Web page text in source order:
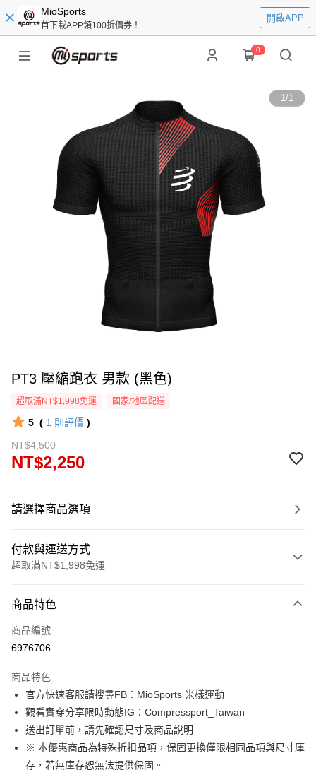
MioSports
首下載APP領100折價券！
開啟APP
0
1/1
PT3 壓縮跑衣 男款 (黑色)
超取滿NT$1,998免運 國家/地區配送
5 ( 1 則評價 )
NT$4,500
NT$2,250
請選擇商品選項
付款與運送方式
超取滿NT$1,998免運
信用卡一次付款
信用卡分期付款
合作金庫商業銀行
華南商業銀行
彰化商業銀行
上海商業儲蓄銀行
台北富邦商業銀行
國泰世華商業銀行
兆豐國際商業銀行
臺灣中小企業銀行
台中商業銀行
匯豐（台灣）商業銀行
聯邦商業銀行
6 期 0 利率 每期
華南商業銀行
彰化商業銀行
上海商業儲蓄銀行
台北富邦商業銀行
國泰世華商業銀行
兆豐國際商業銀行
臺灣中小企業銀行
12 期 0 利率 每期
合作金庫商業銀行
第一商業銀行
上海商業儲蓄銀行
台北富邦商業銀行
國泰世華商業銀行
LINE Pay
Apple Pay
商品特色
商品編號
6976706
商品特色
官方快速客服請搜尋FB：MioSports 米樣運動
觀看實穿分享限時動態IG：Compressport_Taiwan
送出訂單前，請先確認尺寸及商品說明
※ 本優惠商品為特殊折扣品項，保固更換僅限相同品項與尺寸庫
存，若無庫存恕無法提供保固。